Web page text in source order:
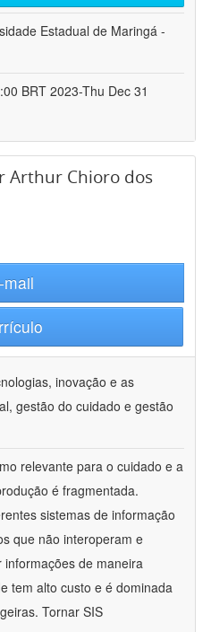
Estadual de Maringá -
BRT 2023-Thu Dec 31
Arthur Chioro dos
mail
inovação e as
gestão do cuidado e gestão
relevante para o cuidado e a
é fragmentada.
sistemas de informação
que não interoperam e
de maneira
tem alto custo e é dominada
Tornar SIS